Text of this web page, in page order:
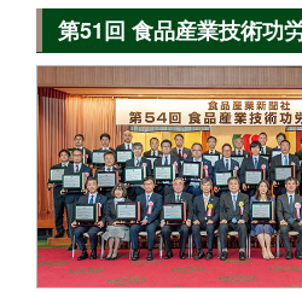
第51回 食品産業技術功